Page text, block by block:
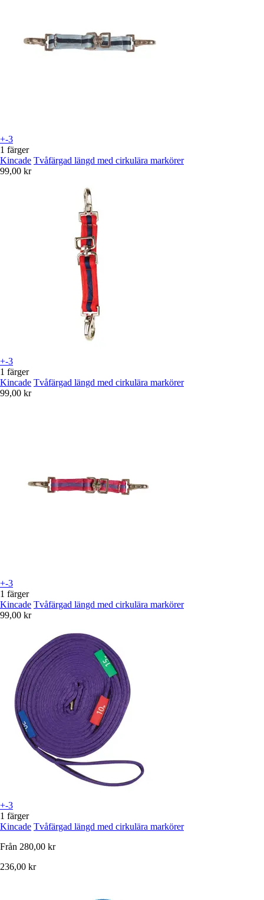
+-3
1 färger
Kincade Tvåfärgad längd med cirkulära markörer
99,00 kr
+-3
1 färger
Kincade Tvåfärgad längd med cirkulära markörer
99,00 kr
+-3
1 färger
Kincade Tvåfärgad längd med cirkulära markörer
99,00 kr
+-3
1 färger
Kincade Tvåfärgad längd med cirkulära markörer
Från 280,00 kr
236,00 kr